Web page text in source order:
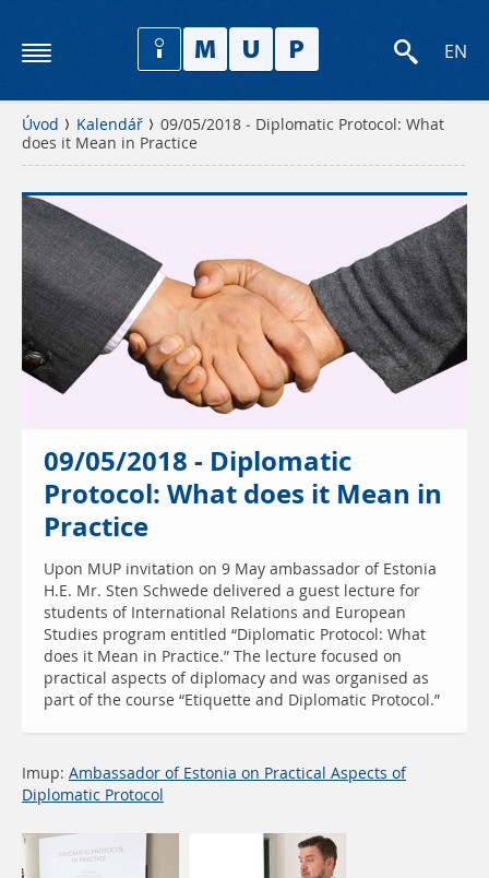
EN
Úvod Kalendář
09/05/2018 - Diplomatic Protocol: What
does it Mean in Practice
09/05/2018 - Diplomatic
Protocol: What does it Mean in
Practice
Upon MUP invitation on 9 May ambassador of Estonia
H.E. Mr. Sten Schwede delivered a guest lecture for
students of International Relations and European
Studies program entitled “Diplomatic Protocol: What
does it Mean in Practice.” The lecture focused on
practical aspects of diplomacy and was organised as
part of the course “Etiquette and Diplomatic Protocol.”
Imup: Ambassador of Estonia on Practical Aspects of
Diplomatic Protocol